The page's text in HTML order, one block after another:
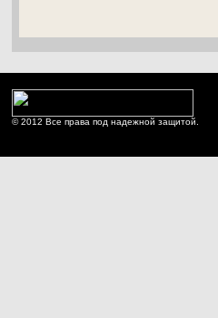
© 2012 Все права под надежной защитой.